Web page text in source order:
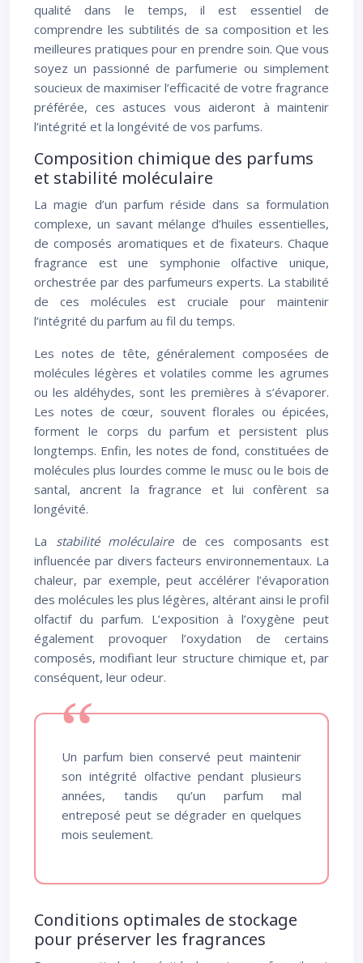
qualité dans le temps, il est essentiel de
comprendre les subtilités de sa composition et les
meilleures pratiques pour en prendre soin. Que vous
soyez un passionné de parfumerie ou simplement
soucieux de maximiser l’efficacité de votre fragrance
préférée, ces astuces vous aideront à maintenir
l’intégrité et la longévité de vos parfums.
Composition chimique des parfums
et stabilité moléculaire
La magie d’un parfum réside dans sa formulation
complexe, un savant mélange d’huiles essentielles,
de composés aromatiques et de fixateurs. Chaque
fragrance est une symphonie olfactive unique,
orchestrée par des parfumeurs experts. La stabilité
de ces molécules est cruciale pour maintenir
l’intégrité du parfum au fil du temps.
Les notes de tête, généralement composées de
molécules légères et volatiles comme les agrumes
ou les aldéhydes, sont les premières à s’évaporer.
Les notes de cœur, souvent florales ou épicées,
forment le corps du parfum et persistent plus
longtemps. Enfin, les notes de fond, constituées de
molécules plus lourdes comme le musc ou le bois de
santal, ancrent la fragrance et lui confèrent sa
longévité.
La stabilité moléculaire de ces composants est
influencée par divers facteurs environnementaux. La
chaleur, par exemple, peut accélérer l’évaporation
des molécules les plus légères, altérant ainsi le profil
olfactif du parfum. L’exposition à l’oxygène peut
également provoquer l’oxydation de certains
composés, modifiant leur structure chimique et, par
conséquent, leur odeur.
Un parfum bien conservé peut maintenir
son intégrité olfactive pendant plusieurs
années, tandis qu’un parfum mal
entreposé peut se dégrader en quelques
mois seulement.
Conditions optimales de stockage
pour préserver les fragrances